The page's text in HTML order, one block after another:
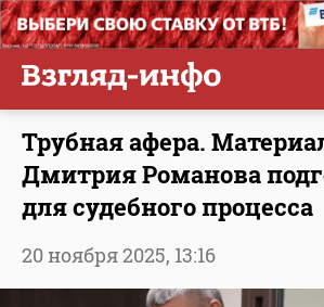
Трубная афера.
Дмитрия Романова
для судебного процесса
20 ноября 2025, 13:16